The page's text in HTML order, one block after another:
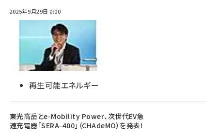
2025年9月29日 0:00
再生可能エネルギー
東光高岳とe-Mobility Power、次世代EV急
速充電器「SERA-400」（CHAdeMO）を発表！